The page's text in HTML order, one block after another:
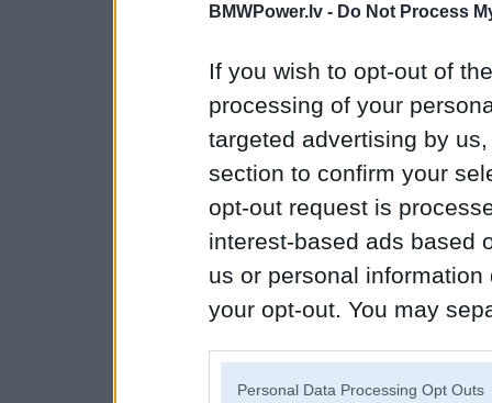
BMWPower.lv - Do Not Process
If you wish to opt-out of
processing of your
targeted advertising by
section to confirm your
opt-out request is
interest-based ads based
us or personal
your opt-out. You may
Personal Data Processing Opt Outs